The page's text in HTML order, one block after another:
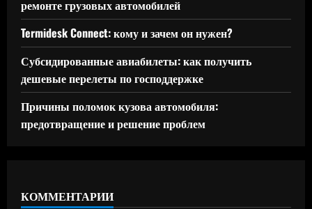
ремонте грузовых автомобилей
Termidesk Connect: кому и зачем он нужен?
Субсидированные авиабилеты: как получить
дешевые перелеты по господдержке
Причины поломок кузова автомобиля:
предотвращение и решение проблем
КОММЕНТАРИИ